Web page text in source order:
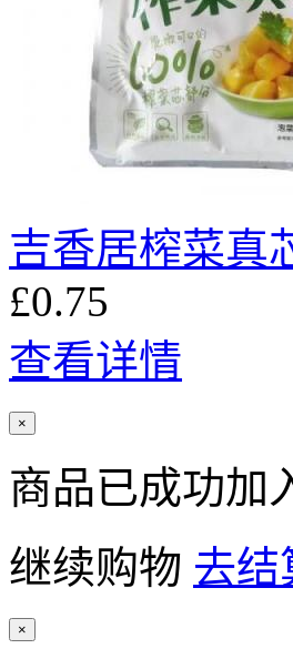
吉香居榨菜真
£0.75
查看详情
×
商品已成功加
继续购物 去结
×